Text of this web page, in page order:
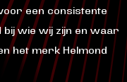
een consistente
wie wij zijn en waar
het merk Helmond